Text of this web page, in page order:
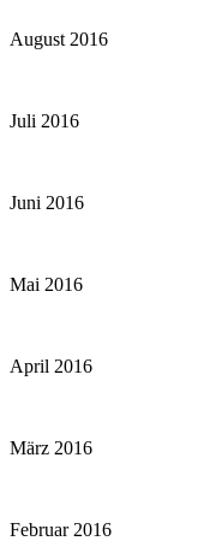
August 2016
Juli 2016
Juni 2016
Mai 2016
April 2016
März 2016
Februar 2016